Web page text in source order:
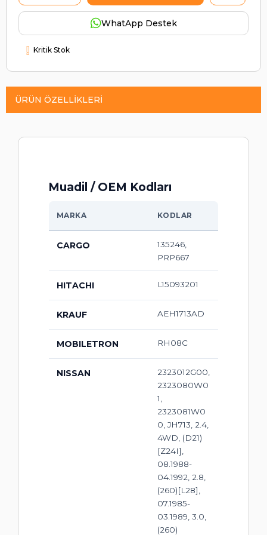
WhatApp Destek
Kritik Stok
ÜRÜN ÖZELLIKLERI
Muadil / OEM Kodları
MARKA KODLAR
CARGO
135246,
PRP667
HITACHI L15093201
KRAUF AEH1713AD
MOBILETRON RH08C
NISSAN
2323012G00,
2323080W0
1,
2323081W0
0, JH713, 2.4,
4WD, (D21)
[Z24I],
08.1988-
04.1992, 2.8,
(260)[L28],
07.1985-
03.1989, 3.0,
(260)